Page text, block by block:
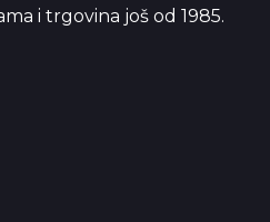
i trgovina još od 1985.